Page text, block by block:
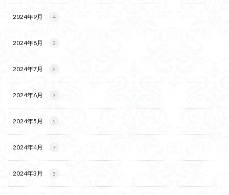
2024年9月 4
2024年8月 3
2024年7月 6
2024年6月 3
2024年5月 5
2024年4月 7
2024年3月 3